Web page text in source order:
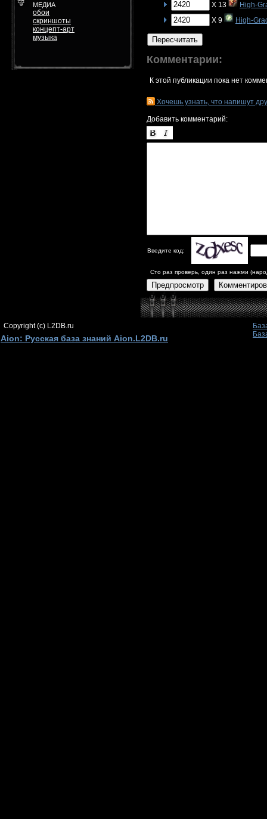
МЕДИА
обои
скриншоты
концепт-арт
музыка
X 13
High-
X 9
High-
Пересчитать
Комментарии:
К этой публикации пока нет
Хочешь узнать, что напишут
Добавить комментарий:
Введите код:
Сто раз проверь, один раз нажми
Предпросмотр
Copyright (c) L2DB.ru
Aion: Русская база знаний Aion.L2DB.ru